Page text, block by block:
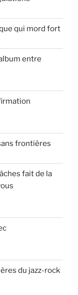
qui mord fort
entre
frontières
fait de la
du jazz-rock